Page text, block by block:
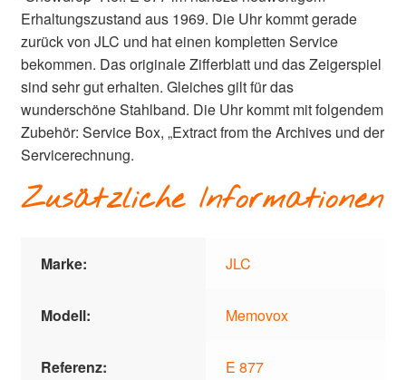
Erhaltungszustand aus 1969. Die Uhr kommt gerade
zurück von JLC und hat einen kompletten Service
bekommen. Das originale Zifferblatt und das Zeigerspiel
sind sehr gut erhalten. Gleiches gilt für das
wunderschöne Stahlband. Die Uhr kommt mit folgendem
Zubehör: Service Box, „Extract from the Archives und der
Servicerechnung.
Zusätzliche Informationen
Marke: JLC
Modell: Memovox
Referenz: E 877